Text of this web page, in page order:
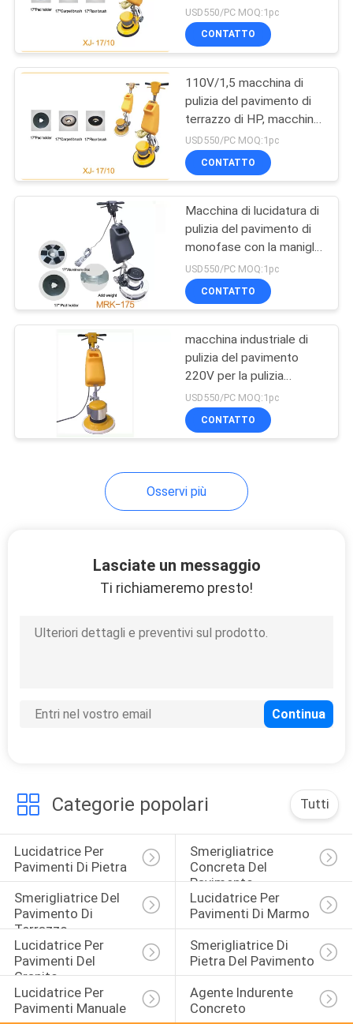
Lucidatrice per
pavimenti manuale
Agente indurente
concreto
Disco di
macinazione del
diamante
52
cuscinetti per
diamante
Cuscinetti della
Macchina di pulizia
del pavimento
26
capitale
sociale/commutatore
centrifugo
USD550/PC MOQ:1pc
CONTATTO
110V/1,5 macchina di
pulizia del pavimento di
terrazzo di HP, macchine
di marmo
dell'amplificatore del
pavimento
USD550/PC MOQ:1pc
CONTATTO
Macchina di lucidatura di
pulizia del pavimento di
monofase con la maniglia
di alluminio
USD550/PC MOQ:1pc
CONTATTO
macchina industriale di
pulizia del pavimento
220V per la pulizia
fabbrica/hotel
USD550/PC MOQ:1pc
CONTATTO
Osservi più
Lasciate un messaggio
Ti richiameremo presto!
Categorie popolari Tutti
Lucidatrice Per
Pavimenti Di Pietra
Smerigliatrice
Concreta Del
Pavimento
Smerigliatrice Del
Pavimento Di
Terrazzo
Lucidatrice Per
Pavimenti Di Marmo
Lucidatrice Per
Pavimenti Del
Granito
Smerigliatrice Di
Pietra Del Pavimento
Lucidatrice Per
Pavimenti Manuale
Agente Indurente
Concreto